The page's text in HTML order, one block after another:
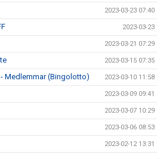
2023-03-23 07:40
2023-03-23
2023-03-21 07:29
2023-03-15 07:35
Medlemmar (Bingolotto) 2023-03-10 11:58
2023-03-09 09:41
2023-03-07 10:29
2023-03-06 08:53
2023-02-12 13:31